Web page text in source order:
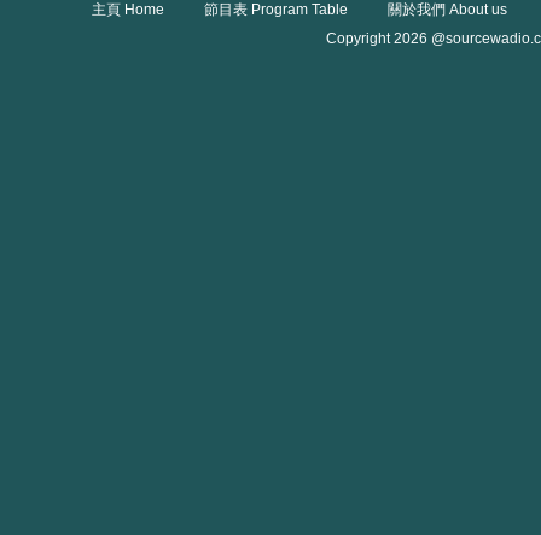
主頁 Home 節目表 Program Table
關於我們 About us
Copyright 2026